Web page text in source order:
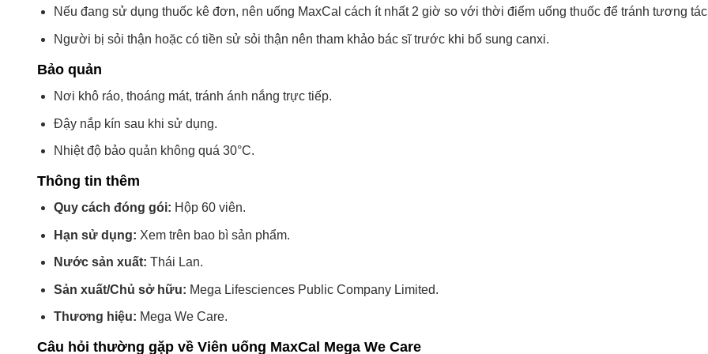
Nếu đang sử dụng thuốc kê đơn, nên uống MaxCal cách ít nhất 2 giờ so với thời điểm uống thuốc để tránh tương
Người bị sỏi thận hoặc có tiền sử sỏi thận nên tham khảo bác sĩ trước khi bổ sung canxi.
Bảo quản
Nơi khô ráo, thoáng mát, tránh ánh nắng trực tiếp.
Đậy nắp kín sau khi sử dụng.
Nhiệt độ bảo quản không quá 30°C.
Thông tin thêm
Quy cách đóng gói: Hộp 60 viên.
Hạn sử dụng: Xem trên bao bì sản phẩm.
Nước sản xuất: Thái Lan.
Sản xuất/Chủ sở hữu: Mega Lifesciences Public Company Limited.
Thương hiệu: Mega We Care.
Câu hỏi thường gặp về Viên uống MaxCal Mega We Care